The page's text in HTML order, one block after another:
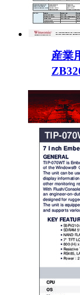
産業